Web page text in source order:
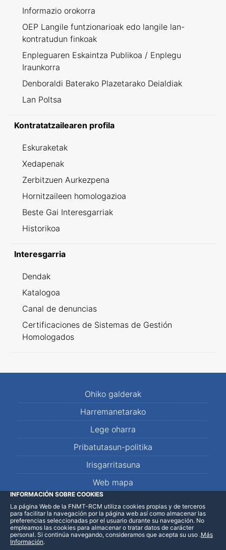
Informazio orokorra
OEP Langile funtzionarioak edo langile lan-
kontratudun finkoak
Enpleguaren Eskaintza Publikoa / Enplegu
Iraunkorra
Denboraldi Baterako Plazetarako Deialdiak
Lan Poltsa
Kontratatzailearen profila
Eskuraketak
Xedapenak
Zerbitzuen Aurkezpena
Hornitzaileen homologazioa
Beste Gai Interesgarriak
Historikoa
Interesgarria
Dendak
Katalogoa
Canal de denuncias
Certificaciones de Sistemas de Gestión
Homologados
Ohiko galderak
Harremanetarako
Lege oharra
Pribatutasun-politika
Irisgarritasuna
Web mapa
LinkedInFacebookWhatsApp
INFORMACIÓN SOBRE COOKIES
La página Web de la FNMT-RCM utiliza cookies propias y de terceros
para facilitar la navegación por la página web así como almacenar las
preferencias seleccionadas por el usuario durante su navegación. No
empleamos las cookies para almacenar o tratar datos de carácter
personal. Si continúa navegando, consideramos que acepta su uso .Más
Información.